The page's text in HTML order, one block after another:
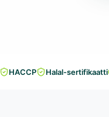
HACCP Halal-sertifikaatti